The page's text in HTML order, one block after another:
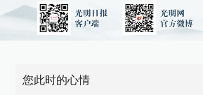
您此时的心情